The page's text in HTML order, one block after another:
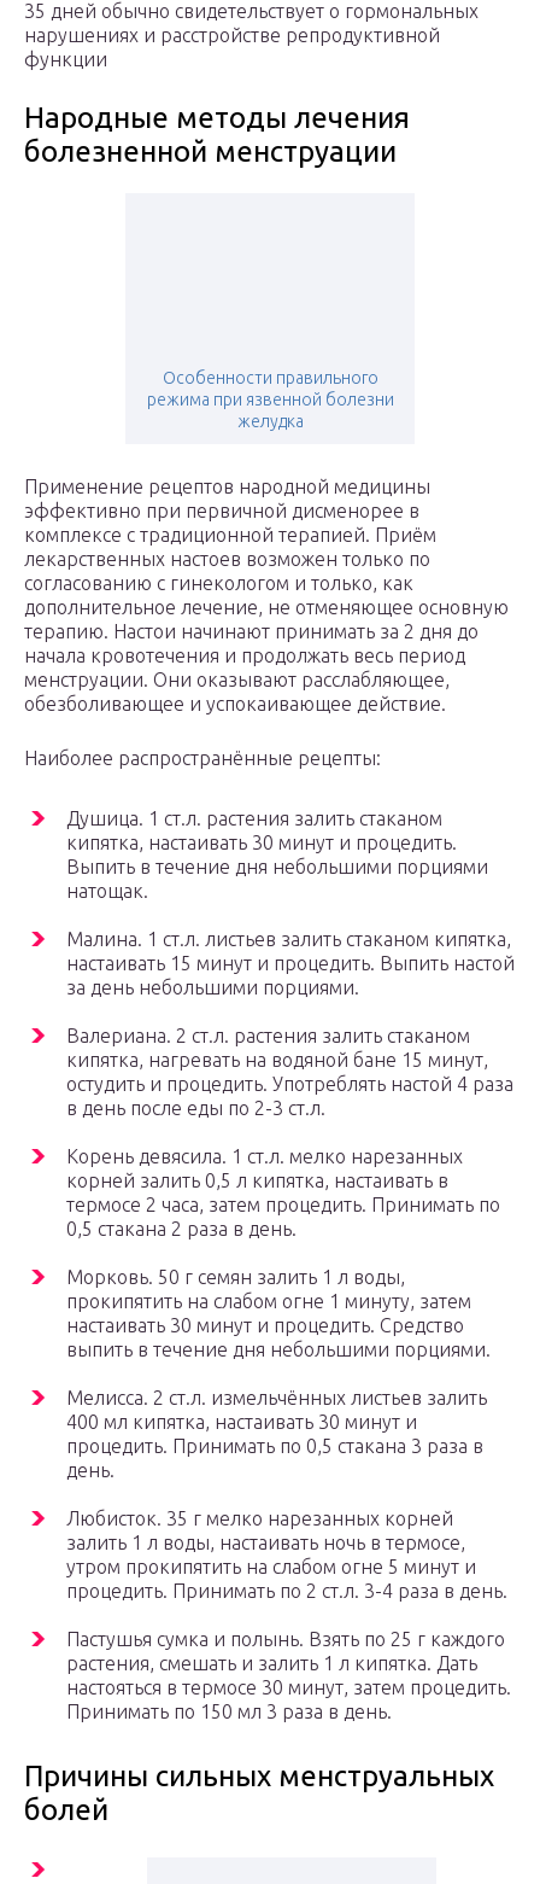
35 дней обычно свидетельствует о гормональных
нарушениях и расстройстве репродуктивной
функции
Народные методы лечения
болезненной менструации
Особенности правильного
режима при язвенной болезни
желудка
Применение рецептов народной медицины
эффективно при первичной дисменорее в
комплексе с традиционной терапией. Приём
лекарственных настоев возможен только по
согласованию с гинекологом и только, как
дополнительное лечение, не отменяющее основную
терапию. Настои начинают принимать за 2 дня до
начала кровотечения и продолжать весь период
менструации. Они оказывают расслабляющее,
обезболивающее и успокаивающее действие.
Наиболее распространённые рецепты:
Душица. 1 ст.л. растения залить стаканом
кипятка, настаивать 30 минут и процедить.
Выпить в течение дня небольшими порциями
натощак.
Малина. 1 ст.л. листьев залить стаканом кипятка,
настаивать 15 минут и процедить. Выпить настой
за день небольшими порциями.
Валериана. 2 ст.л. растения залить стаканом
кипятка, нагревать на водяной бане 15 минут,
остудить и процедить. Употреблять настой 4 раза
в день после еды по 2-3 ст.л.
Корень девясила. 1 ст.л. мелко нарезанных
корней залить 0,5 л кипятка, настаивать в
термосе 2 часа, затем процедить. Принимать по
0,5 стакана 2 раза в день.
Морковь. 50 г семян залить 1 л воды,
прокипятить на слабом огне 1 минуту, затем
настаивать 30 минут и процедить. Средство
выпить в течение дня небольшими порциями.
Мелисса. 2 ст.л. измельчённых листьев залить
400 мл кипятка, настаивать 30 минут и
процедить. Принимать по 0,5 стакана 3 раза в
день.
Любисток. 35 г мелко нарезанных корней
залить 1 л воды, настаивать ночь в термосе,
утром прокипятить на слабом огне 5 минут и
процедить. Принимать по 2 ст.л. 3-4 раза в день.
Пастушья сумка и полынь. Взять по 25 г каждого
растения, смешать и залить 1 л кипятка. Дать
настояться в термосе 30 минут, затем процедить.
Принимать по 150 мл 3 раза в день.
Причины сильных менструальных
болей